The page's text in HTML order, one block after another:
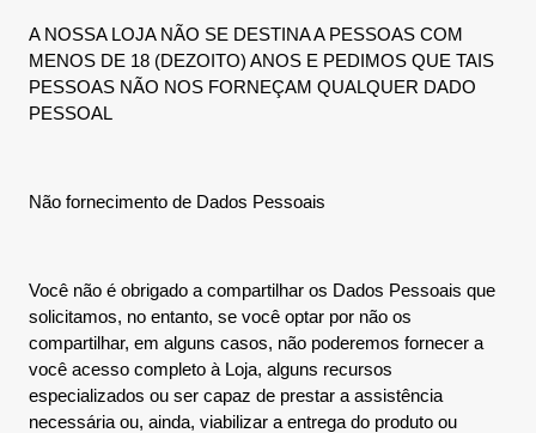
A NOSSA LOJA NÃO SE DESTINA A PESSOAS COM
MENOS DE 18 (DEZOITO) ANOS E PEDIMOS QUE TAIS
PESSOAS NÃO NOS FORNEÇAM QUALQUER DADO
PESSOAL
Não fornecimento de Dados Pessoais
Você não é obrigado a compartilhar os Dados Pessoais que
solicitamos, no entanto, se você optar por não os
compartilhar, em alguns casos, não poderemos fornecer a
você acesso completo à Loja, alguns recursos
especializados ou ser capaz de prestar a assistência
necessária ou, ainda, viabilizar a entrega do produto ou